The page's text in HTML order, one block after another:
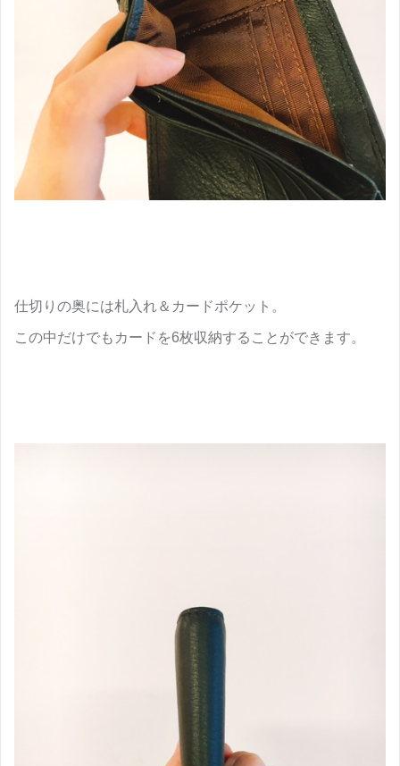
仕切りの奥には札入れ＆カードポケット。
この中だけでもカードを6枚収納することができます。